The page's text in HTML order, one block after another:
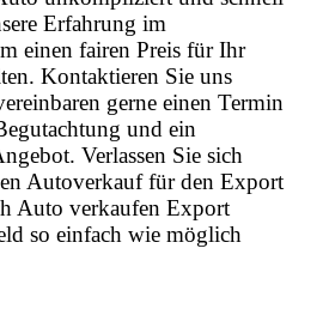
Erfahrung im
einen fairen Preis für Ihr
Kontaktieren Sie uns
gerne einen Termin
und ein
Verlassen Sie sich
Autoverkauf für den Export
Auto verkaufen Export
so einfach wie möglich